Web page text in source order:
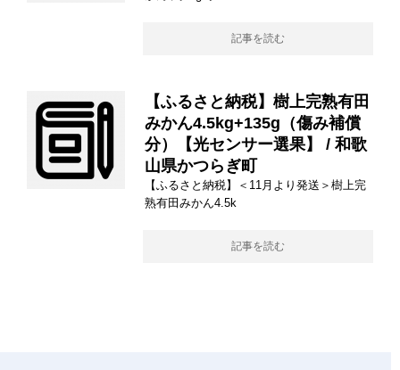
記事を読む
【ふるさと納税】樹上完熟有田
みかん4.5kg+135g（傷み補償
分）【光センサー選果】 / 和歌
山県かつらぎ町
【ふるさと納税】＜11月より発送＞樹上完
熟有田みかん4.5k
記事を読む